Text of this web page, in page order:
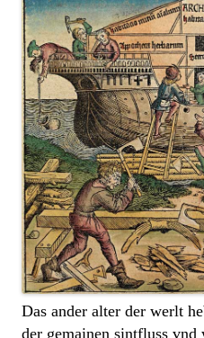
Das ander alter der werlt
der gemainen sintfluss vnd